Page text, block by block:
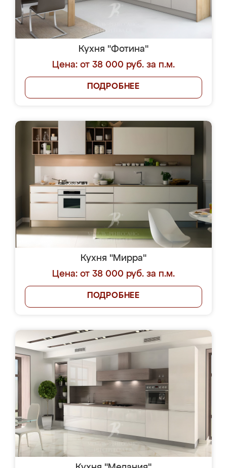
Кухня "Фотина"
Цена: от 38 000 руб. за п.м.
ПОДРОБНЕЕ
Кухня "Мирра"
Цена: от 38 000 руб. за п.м.
ПОДРОБНЕЕ